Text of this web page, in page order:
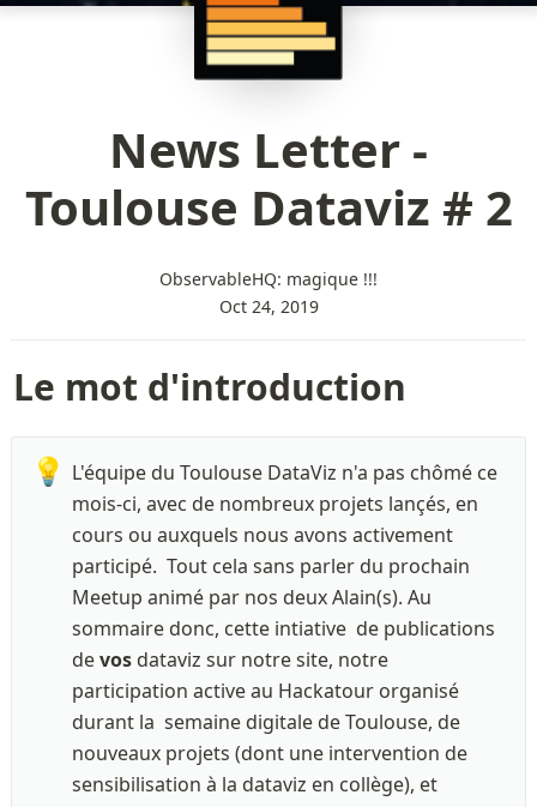
News Letter -
Toulouse Dataviz # 2
ObservableHQ: magique !!!
Oct 24, 2019
Le mot d'introduction
💡 L'équipe du Toulouse DataViz n'a pas chômé ce
mois-ci, avec de nombreux projets lançés, en
cours ou auxquels nous avons activement
participé.  Tout cela sans parler du prochain
Meetup animé par nos deux Alain(s). Au
sommaire donc, cette intiative  de publications
de vos dataviz sur notre site, notre
participation active au Hackatour organisé
durant la  semaine digitale de Toulouse, de
nouveaux projets (dont une intervention de
sensibilisation à la dataviz en collège), et